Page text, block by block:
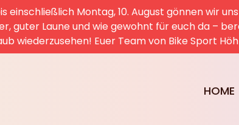
einschließlich Montag, 10. August gönnen wir
guter Laune und wie gewohnt für euch da –
wiederzusehen! Euer Team von Bike Sport
HOME